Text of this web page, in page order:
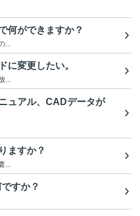
何ができますか？
に変更したい。
...
ュアル、CADデータが
ますか？
...
すか？